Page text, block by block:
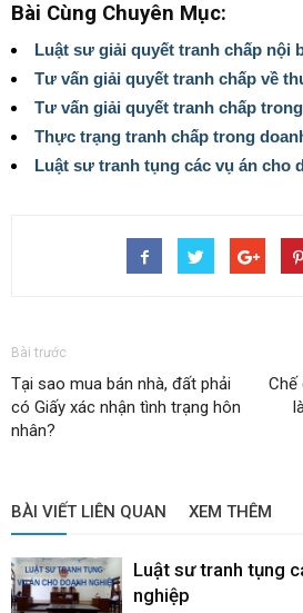
Bài Cùng Chuyên Mục:
Luật sư giải quyết tranh chấp nội
Tư vấn giải quyết tranh chấp về
Tư vấn giải quyết tranh chấp
Thực trạng tranh chấp trong
Luật sư tranh tụng các vụ án cho
Bài trước
Tại sao mua bán nhà, đất phải
có Giấy xác nhận tình trạng hôn
nhân?
Chế
BÀI VIẾT LIÊN QUAN XEM THÊM
Luật sư tranh tụng
nghiệp